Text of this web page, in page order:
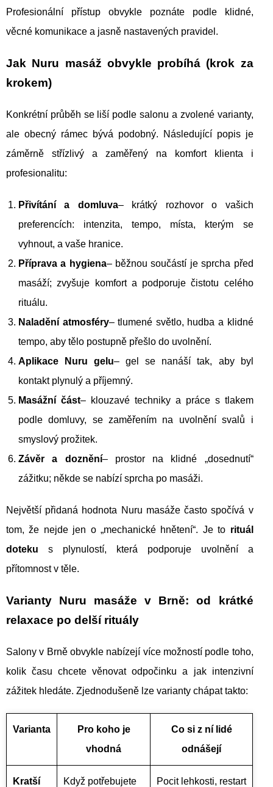
Profesionální přístup obvykle poznáte podle klidné,
věcné komunikace a jasně nastavených pravidel.
Jak Nuru masáž obvykle probíhá (krok za
krokem)
Konkrétní průběh se liší podle salonu a zvolené varianty,
ale obecný rámec bývá podobný. Následující popis je
záměrně střízlivý a zaměřený na komfort klienta i
profesionalitu:
Přivítání a domluva– krátký rozhovor o vašich
preferencích: intenzita, tempo, místa, kterým se
vyhnout, a vaše hranice.
Příprava a hygiena– běžnou součástí je sprcha před
masáží; zvyšuje komfort a podporuje čistotu celého
rituálu.
Naladění atmosféry– tlumené světlo, hudba a klidné
tempo, aby tělo postupně přešlo do uvolnění.
Aplikace Nuru gelu– gel se nanáší tak, aby byl
kontakt plynulý a příjemný.
Masážní část– klouzavé techniky a práce s tlakem
podle domluvy, se zaměřením na uvolnění svalů i
smyslový prožitek.
Závěr a doznění– prostor na klidné „dosednutí“
zážitku; někde se nabízí sprcha po masáži.
Největší přidaná hodnota Nuru masáže často spočívá v
tom, že nejde jen o „mechanické hnětení“. Je to rituál
doteku s plynulostí, která podporuje uvolnění a
přítomnost v těle.
Varianty Nuru masáže v Brně: od krátké
relaxace po delší rituály
Salony v Brně obvykle nabízejí více možností podle toho,
kolik času chcete věnovat odpočinku a jak intenzivní
zážitek hledáte. Zjednodušeně lze varianty chápat takto:
Varianta
Pro koho je
vhodná
Co si z ní lidé
odnášejí
Kratší
Když potřebujete
Pocit lehkosti, restart